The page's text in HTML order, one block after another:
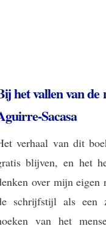
het vallen van de
Sacasa
verhaal van dit
blijven, en het
over mijn
schrijfstijl als een
van het